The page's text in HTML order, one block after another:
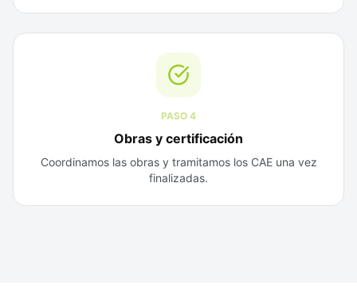
PASO 4
Obras y certificación
Coordinamos las obras y tramitamos los CAE una vez
finalizadas.